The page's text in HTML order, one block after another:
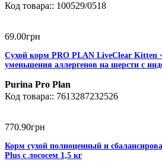
100529/0518
69.00грн
Сухой корм PRO PLAN LiveClear Kitten
уменьшения аллергенов на шерсти с
Purina Pro Plan
7613287232526
770.90грн
Корм сухой полноценный и
Plus с лососем 1,5 кг